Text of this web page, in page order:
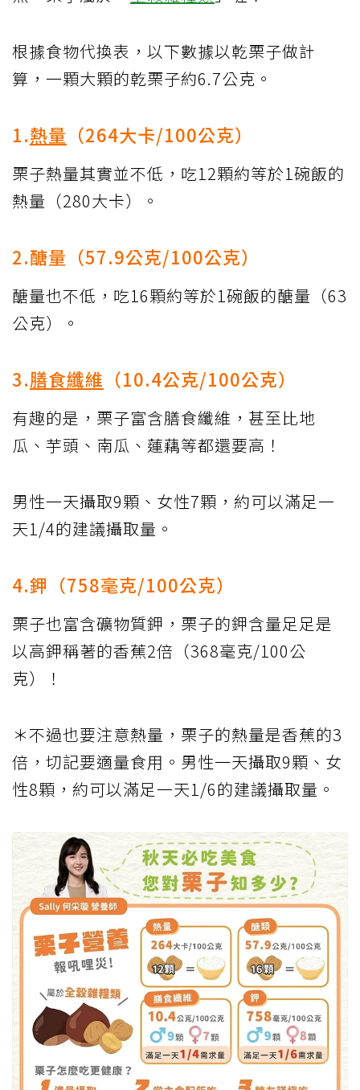
根據食物代換表，以下數據以乾栗子做計
算，一顆大顆的乾栗子約6.7公克。
1.熱量 （264大卡/100公克）
栗子熱量其實並不低，吃12顆約等於1碗飯的
熱量（280大卡）。
2.醣量（57.9公克/100公克）
醣量也不低，吃16顆約等於1碗飯的醣量（63
公克）。
3.膳食纖維 （10.4公克/100公克）
有趣的是，栗子富含膳食纖維，甚至比地
瓜、芋頭、南瓜、蓮藕等都還要高！
男性一天攝取9顆、女性7顆，約可以滿足一
天1/4的建議攝取量。
4.鉀（758毫克/100公克）
栗子也富含礦物質鉀，栗子的鉀含量足足是
以高鉀稱著的香蕉2倍（368毫克/100公
克）！
＊不過也要注意熱量，栗子的熱量是香蕉的3
倍，切記要適量食用。男性一天攝取9顆、女
性8顆，約可以滿足一天1/6的建議攝取量。